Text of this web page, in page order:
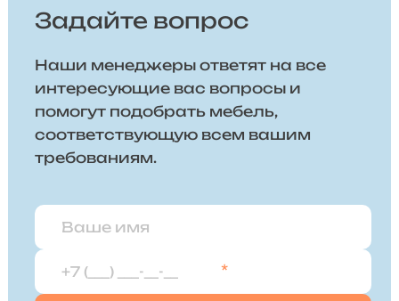
Задайте вопрос
Наши менеджеры ответят на все
интересующие вас вопросы и
помогут подобрать мебель,
соответствующую всем вашим
требованиям.
*